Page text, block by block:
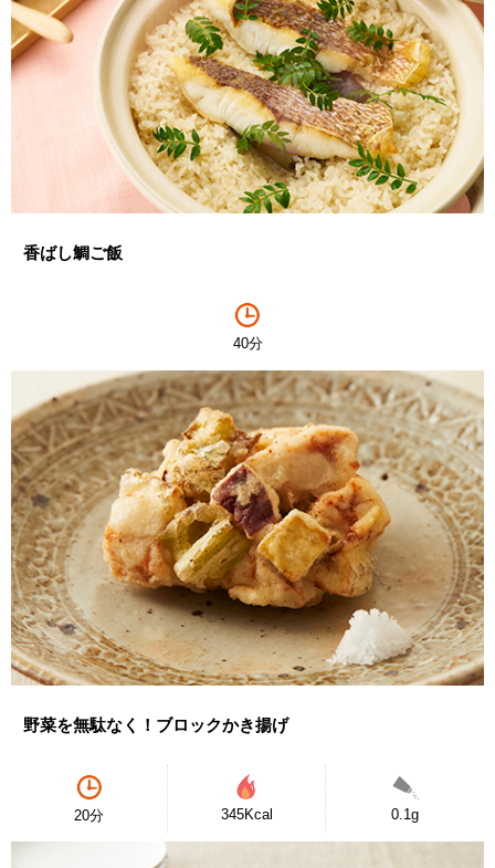
香ばし鯛ご飯
40分
野菜を無駄なく！ブロックかき揚げ
20分 345Kcal 0.1g